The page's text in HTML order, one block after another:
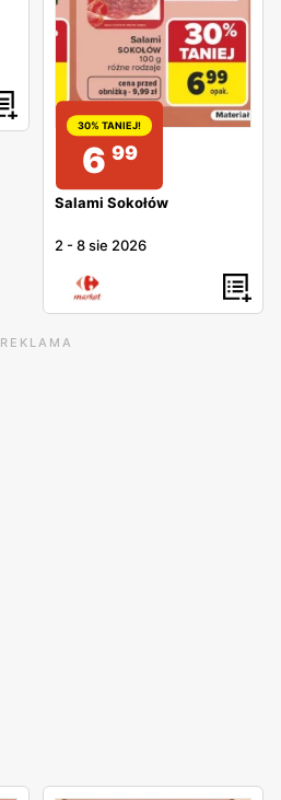
30% TANIEJ!
6 99
Salami Sokołów
2 -8 sie 2026
REKLAMA